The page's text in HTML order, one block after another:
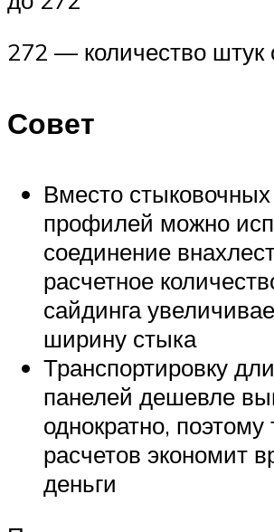
272 — количество штук
Совет
Вместо
профилей можно
соединение
расчетное
сайдинга
ширину стыка
Транспортировку
панелей дешевле
однократно, поэтому
расчетов экономит
деньги